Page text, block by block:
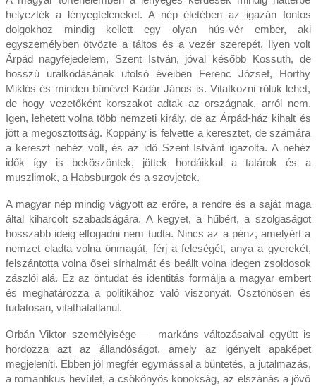
helyezték a lényegteleneket. A nép életében az igazán fontos
dolgokhoz mindig kellett egy olyan hús-vér ember, aki
egyszemélyben ötvözte a táltos és a vezér szerepét. Ilyen volt
Árpád nagyfejedelem, Szent István, jóval később Kossuth, de
hosszú uralkodásának utolsó éveiben Ferenc József, Horthy
Miklós és minden bűnével Kádár János is. Vitatkozni róluk lehet,
de hogy vezetőként korszakot adtak az országnak, arról nem.
Igen, lehetett volna több nemzeti király, de az Árpád-ház kihalt és
jött a megosztottság. Koppány is felvette a keresztet, de számára
a kereszt nehéz volt, és az idő Szent Istvánt igazolta. A nehéz
idők így is beköszöntek, jöttek hordáikkal a tatárok és a
muszlimok, a Habsburgok és a szovjetek.
A magyar nép mindig vágyott az erőre, a rendre és a saját maga
által kiharcolt szabadságára. A kegyet, a hűbért, a szolgaságot
hosszabb ideig elfogadni nem tudta. Nincs az a pénz, amelyért a
nemzet eladta volna önmagát, férj a feleségét, anya a gyerekét,
felszántotta volna ősei sírhalmát és beállt volna idegen zsoldosok
zászlói alá. Ez az öntudat és identitás formálja a magyar embert
és meghatározza a politikához való viszonyát. Ösztönösen és
tudatosan, vitathatatlanul.
Orbán Viktor személyisége – markáns változásaival együtt is
hordozza azt az állandóságot, amely az igényelt apaképet
megjeleníti. Ebben jól megfér egymással a büntetés, a jutalmazás,
a romantikus hevület, a csökönyös konokság, az elszánás a jövő